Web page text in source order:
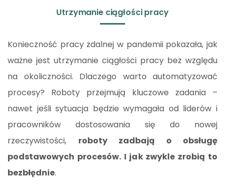
Utrzymanie ciągłości pracy
Konieczność pracy zdalnej w pandemii pokazała, jak
ważne jest utrzymanie ciągłości pracy bez względu
na okoliczności. Dlaczego warto automatyzować
procesy? Roboty przejmują kluczowe zadania –
nawet jeśli sytuacja będzie wymagała od liderów i
pracowników dostosowania się do nowej
rzeczywistości, roboty zadbają o obsługę
podstawowych procesów. I jak zwykle zrobią to
bezbłędnie.